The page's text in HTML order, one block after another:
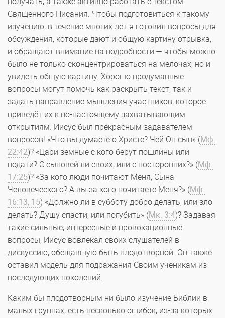
Священного Писания. Чтобы подготовиться к такому
изучению, в течение многих лет я готовил вопросы для
обсуждения, которые дают и общую картину отрывка,
и обращают внимание на подробности — чтобы можно
было не только сконцентрироваться на мелочах, но и
увидеть общую картину. Хорошо продуманные
вопросы могут помочь как раскрыть текст, так и
задать направление мышления участников, которое
приведёт их к по-настоящему захватывающим
открытиям. Иисус был прекрасным задавателем
вопросов! «Что вы думаете о Христе? Чей Он сын» (Мф.
22:42)? «Цари земные с кого берут пошлины или
подати? С сыновей ли своих, или с посторонних?» (Мф.
17:25)? «За кого люди почитают Меня, Сына
Человеческого? А вы за кого почитаете Меня?» (Мф.
16:13, 15) «Должно ли в субботу добро делать, или зло
делать? Душу спасти, или погубить» (Мк. 3:4)? Задавая
такие сильные, интересные и провокационные
вопросы, Иисус вовлекал своих слушателей в
дискуссию, обещавшую быть плодотворной. Он также
оставил модель для подражания Своим ученикам из
последующих поколений.
Каким бы плодотворным ни было изучение Библии в
малых группах, есть несколько ошибок, из-за которых